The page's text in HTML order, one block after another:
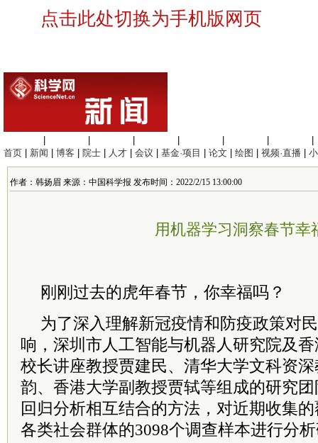
点击此处切换为手机版网页
首页
新闻 博客 院士 人才 会议 基金·项目 论文 绘图 视频·直播
作者：韩扬眉 来源：中国科学报 发布时间：2022/2/15 13:00:00
用机器学习洞察春节幸
刚刚过去的虎年春节，你幸福吗？
为了深入理解新冠疫情和防疫政策对
响，深圳市人工智能与机器人研究院及
校长讲座教授贾建民、清华大学文科资
韵、香港大学副教授贾轼等组成的研究
回归分析相互结合的方法，对近期收集
各类社会群体的3098个调查样本进行分